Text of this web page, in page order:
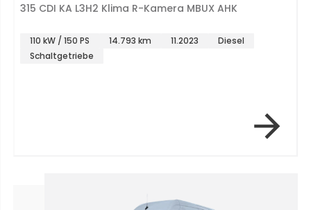
315 CDI KA L3H2 Klima R-Kamera MBUX AHK
110 kW / 150 PS 14.793 km 11.2023
Diesel
Schaltgetriebe